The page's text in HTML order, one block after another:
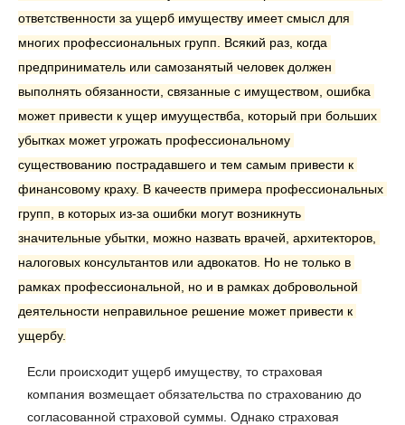
ответственности за ущерб имуществу имеет смысл для
многих профессиональных групп. Всякий раз, когда
предприниматель или самозанятый человек должен
выполнять обязанности, связанные с имуществом, ошибка
может привести к ущер имууществба, который при больших
убытках может угрожать профессиональному
существованию пострадавшего и тем самым привести к
финансовому краху. В качееств примера профессиональных
групп, в которых из-за ошибки могут возникнуть
значительные убытки, можно назвать врачей, архитекторов,
налоговых консультантов или адвокатов. Но не только в
рамках профессиональной, но и в рамках добровольной
деятельности неправильное решение может привести к
ущербу.
Если происходит ущерб имуществу, то страховая
компания возмещает обязательства по страхованию до
согласованной страховой суммы. Однако страховая